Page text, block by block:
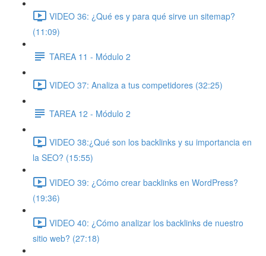
VIDEO 36: ¿Qué es y para qué sirve un sitemap?
(11:09)
TAREA 11 - Módulo 2
VIDEO 37: Analiza a tus competidores (32:25)
TAREA 12 - Módulo 2
VIDEO 38:¿Qué son los backlinks y su importancia en
la SEO? (15:55)
VIDEO 39: ¿Cómo crear backlinks en WordPress?
(19:36)
VIDEO 40: ¿Cómo analizar los backlinks de nuestro
sitio web? (27:18)